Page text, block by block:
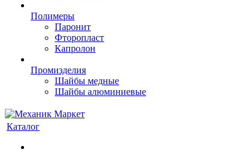
Полимеры
Паронит
Фторопласт
Капролон
Промизделия
Шайбы медные
Шайбы алюминиевые
Каталог